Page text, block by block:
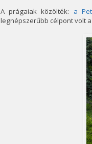
A prágaiak közölték: a
legnépszerűbb célpont volt